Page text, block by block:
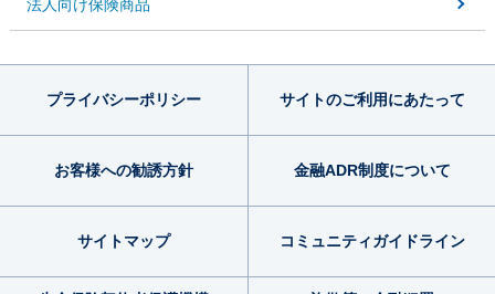
法人向け保険商品
プライバシーポリシー サイトのご利用にあたって
お客様への勧誘方針 金融ADR制度について
サイトマップ コミュニティガイドライン